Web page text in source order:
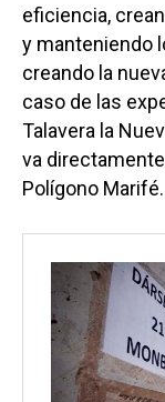
eficiencia,
y manteniendo
creando la
caso de las
Talavera la
va
Polígono Marifé.